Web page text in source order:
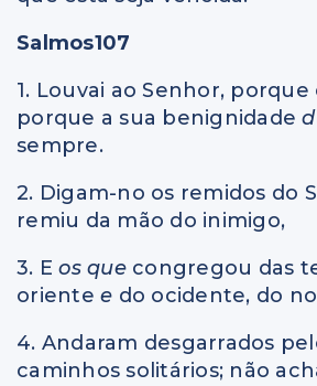
Salmos107
1. Louvai ao Senhor, porque
porque a sua benignidade
sempre.
2. Digam-no os remidos do
remiu da mão do inimigo,
3. Eos que congregou das
oriente e do ocidente, do
4. Andaram desgarrados
caminhos solitários; não